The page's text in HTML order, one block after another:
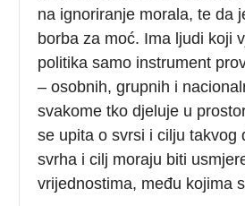
na ignoriranje morala, te da
borba za moć. Ima ljudi koji
politika samo instrument
– osobnih, grupnih i
svakome tko djeluje u
se upita o svrsi i cilju takvog
svrha i cilj moraju biti
vrijednostima, među kojima